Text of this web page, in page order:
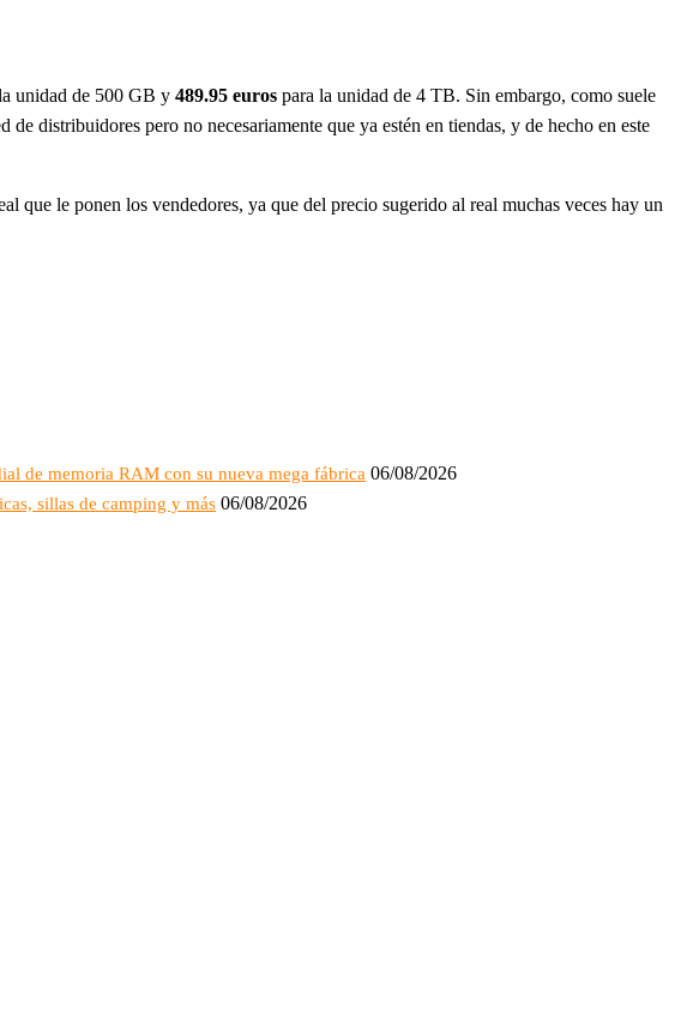
unidad de 500 GB y 489.95 euros para la unidad de 4 TB. Sin embargo, como suele
distribuidores pero no necesariamente que ya estén en tiendas, y de hecho en este
que le ponen los vendedores, ya que del precio sugerido al real muchas veces hay un
de memoria RAM con su nueva mega fábrica 06/08/2026
sillas de camping y más 06/08/2026